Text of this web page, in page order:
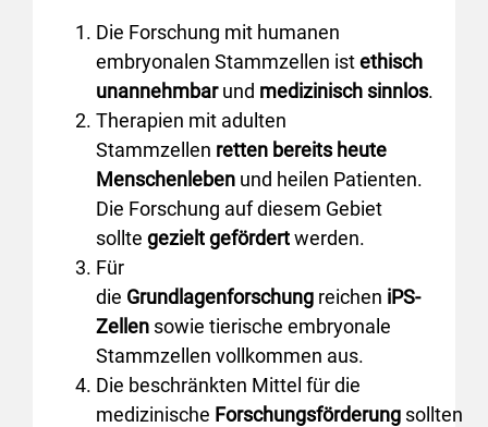
Die Forschung mit humanen
embryonalen Stammzellen istethisch
unannehmbarund medizinisch sinnlos.
Therapien mit adulten
Stammzellen retten bereits heute
Menschenleben und heilen Patienten.
Die Forschung auf diesem Gebiet
sollte gezielt gefördertwerden.
Für
die Grundlagenforschung reichen iPS-
Zellen sowie tierische embryonale
Stammzellen vollkommen aus.
Die beschränkten Mittel für die
medizinische Forschungsförderung sollten